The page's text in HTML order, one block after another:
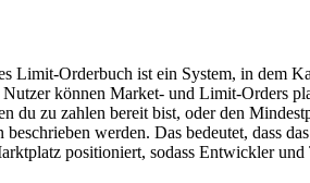
Limit-Orderbuch ist ein System, in dem
können Market- und Limit-Orders
zu zahlen bereit bist, oder den
werden. Das bedeutet, dass
positioniert, sodass Entwickler